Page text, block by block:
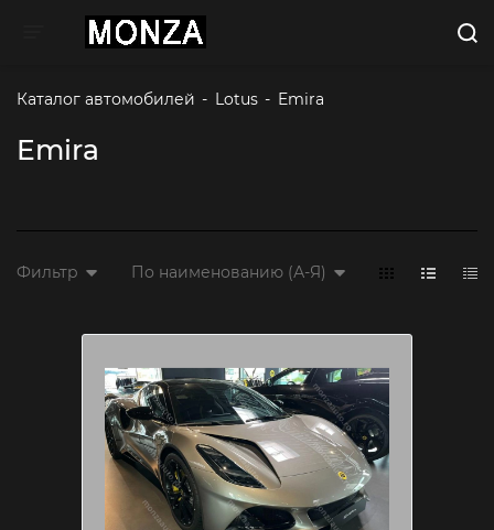
Toggle navigation
Каталог автомобилей - Lotus - Emira
Emira
Фильтр По наименованию (А-Я)